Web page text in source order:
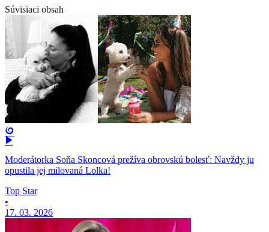
Súvisiaci obsah
Moderátorka Soňa Skoncová prežíva obrovskú bolesť: Navždy ju
opustila jej milovaná Lolka!
Top Star
•
17. 03. 2026